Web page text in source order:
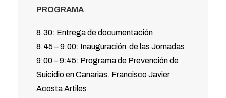
PROGRAMA
8.30: Entrega de documentación
8:45 – 9:00: Inauguración de las Jornadas
9:00 – 9:45: Programa de Prevención de
Suicidio en Canarias. Francisco Javier
Acosta Artiles